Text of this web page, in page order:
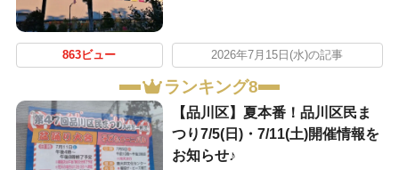
863ビュー 2026年7月15日(水)の記事
ランキング8
【品川区】夏本番！品川区民ま
つり7/5(日)・7/11(土)開催情報を
お知らせ♪